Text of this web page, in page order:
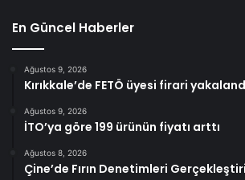
En Güncel Haberler
Ağustos 9, 2026
Kırıkkale’de FETÖ üyesi firari
Ağustos 9, 2026
İTO’ya göre 199 ürünün fiyatı arttı
Ağustos 8, 2026
Çine’de Fırın Denetimleri